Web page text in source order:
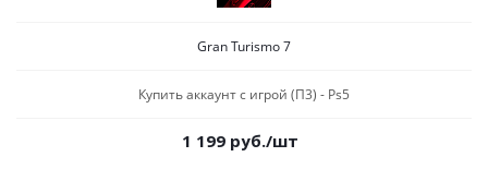
Gran Turismo 7
Купить аккаунт с игрой (П3) - Ps5
1 199 руб./шт